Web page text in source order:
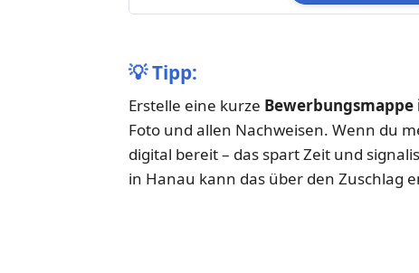
💡Tipp:
Erstelle eine kurze Bewerbungsmappe
Foto und allen Nachweisen. Wenn du
digital bereit – das spart Zeit und
in Hanau kann das über den Zuschlag